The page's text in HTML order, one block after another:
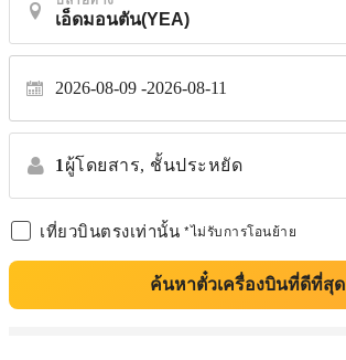
2026-08-09 2026-08-11
1 ผู้โดยสาร, ชั้นประหยัด
เที่ยวบินตรงเท่านั้น *ไม่รับการโอนย้าย
ค้นหาตั๋วเครื่องบินที่ดีที่สุด